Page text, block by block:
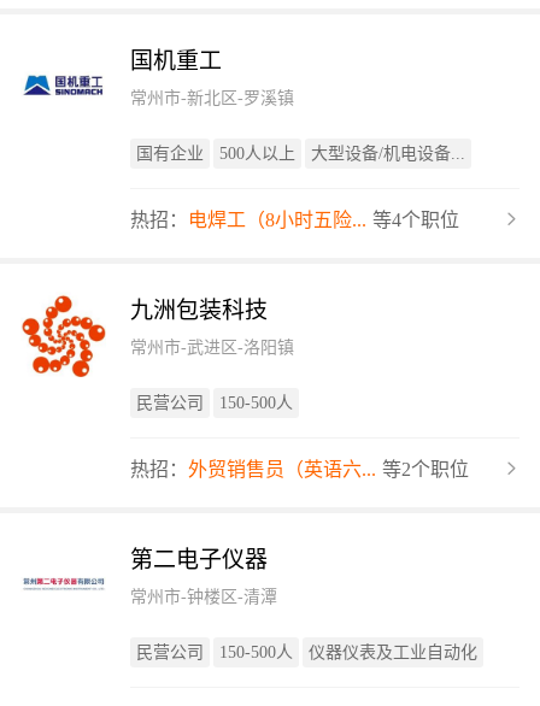
国机重工
常州市-新北区-罗溪镇
国有企业 500人以上 大型设备/机电设备...
热招： 电焊工（8小时五险... 等4个职位
九洲包装科技
常州市-武进区-洛阳镇
民营公司 150-500人
热招： 外贸销售员（英语六... 等2个职位
第二电子仪器
常州市-钟楼区-清潭
民营公司 150-500人 仪器仪表及工业自动化